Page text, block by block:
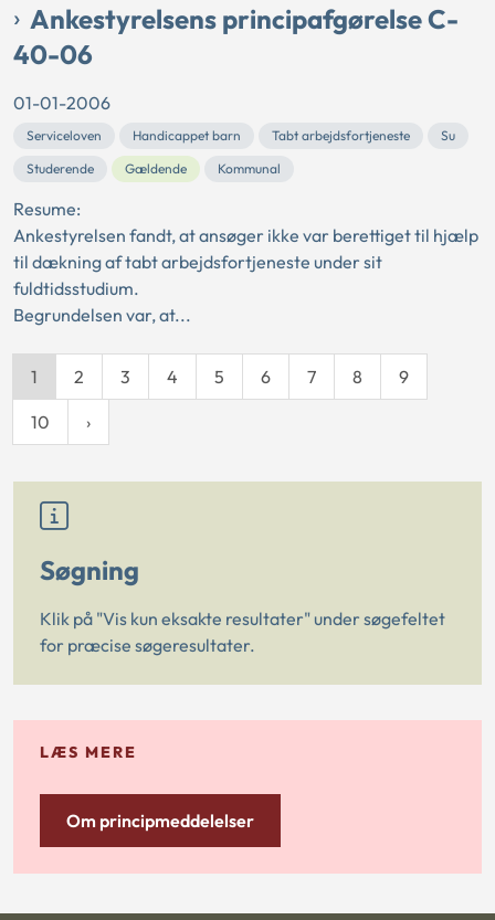
Ankestyrelsens principafgørelse C-
40-06
01-01-2006
Serviceloven Handicappet barn Tabt arbejdsfortjeneste
Su
Studerende
Gældende Kommunal
Resume:
Ankestyrelsen fandt, at ansøger ikke var berettiget til hjælp
til dækning af tabt arbejdsfortjeneste under sit
fuldtidsstudium.
Begrundelsen var, at...
1 2 3 4 5 6 7 8 9
10
Søgning
Klik på "Vis kun eksakte resultater" under søgefeltet
for præcise søgeresultater.
LÆS MERE
Om principmeddelelser